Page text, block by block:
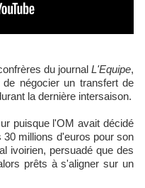
du journal L'Equipe,
négocier un transfert de
la dernière intersaison.
puisque l'OM avait décidé
millions d'euros pour son
ivoirien, persuadé que des
prêts à s'aligner sur un